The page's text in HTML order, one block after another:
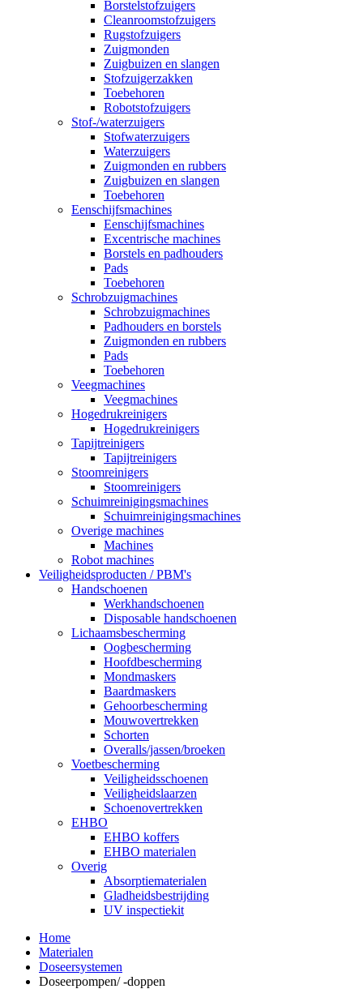
Borstelstofzuigers
Cleanroomstofzuigers
Rugstofzuigers
Zuigmonden
Zuigbuizen en slangen
Stofzuigerzakken
Toebehoren
Robotstofzuigers
Stof-/waterzuigers
Stofwaterzuigers
Waterzuigers
Zuigmonden en rubbers
Zuigbuizen en slangen
Toebehoren
Eenschijfsmachines
Eenschijfsmachines
Excentrische machines
Borstels en padhouders
Pads
Toebehoren
Schrobzuigmachines
Schrobzuigmachines
Padhouders en borstels
Zuigmonden en rubbers
Pads
Toebehoren
Veegmachines
Veegmachines
Hogedrukreinigers
Hogedrukreinigers
Tapijtreinigers
Tapijtreinigers
Stoomreinigers
Stoomreinigers
Schuimreinigingsmachines
Schuimreinigingsmachines
Overige machines
Machines
Robot machines
Veiligheidsproducten / PBM's
Handschoenen
Werkhandschoenen
Disposable handschoenen
Lichaamsbescherming
Oogbescherming
Hoofdbescherming
Mondmaskers
Baardmaskers
Gehoorbescherming
Mouwovertrekken
Schorten
Overalls/jassen/broeken
Voetbescherming
Veiligheidsschoenen
Veiligheidslaarzen
Schoenovertrekken
EHBO
EHBO koffers
EHBO materialen
Overig
Absorptiematerialen
Gladheidsbestrijding
UV inspectiekit
Home
Materialen
Doseersystemen
Doseerpompen/ -doppen